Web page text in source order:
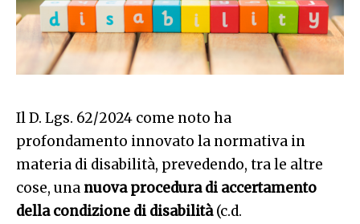
Il D. Lgs. 62/2024 come noto ha
profondamento innovato la normativa in
materia di disabilità, prevedendo, tra le altre
cose, una nuova procedura di accertamento
della condizione di disabilità(c.d.